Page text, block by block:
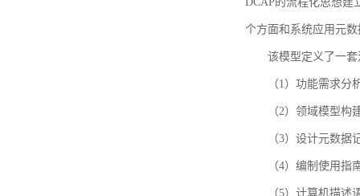
个方面和系统应用元
该模型定义了一
（1）功能需求
（2）领域模型
（3）设计元数据
（4）编制使用指
（5）计算机描述